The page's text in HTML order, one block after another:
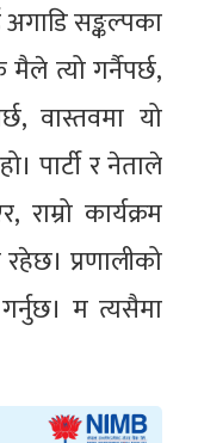
सङ्कल्पका
त्यो गर्नैपर्छ,
वास्तवमा यो
पार्टी र नेताले
राम्रो कार्यक्रम
रहेछ। प्रणालीको
म त्यसैमा